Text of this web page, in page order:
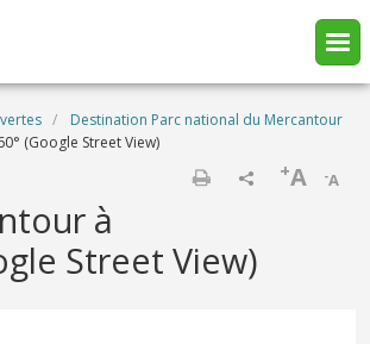
Destination Parc national du Mercantour
(Google Street View)
-A
+A
à
Street View)